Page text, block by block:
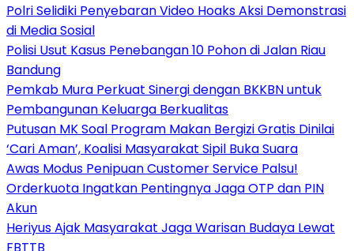
Polri Selidiki Penyebaran Video Hoaks Aksi Demonstrasi
di Media Sosial
Polisi Usut Kasus Penebangan 10 Pohon di Jalan Riau
Bandung
Pemkab Mura Perkuat Sinergi dengan BKKBN untuk
Pembangunan Keluarga Berkualitas
Putusan MK Soal Program Makan Bergizi Gratis Dinilai
‘Cari Aman’, Koalisi Masyarakat Sipil Buka Suara
Awas Modus Penipuan Customer Service Palsu!
Orderkuota Ingatkan Pentingnya Jaga OTP dan PIN
Akun
Heriyus Ajak Masyarakat Jaga Warisan Budaya Lewat
FBTTB